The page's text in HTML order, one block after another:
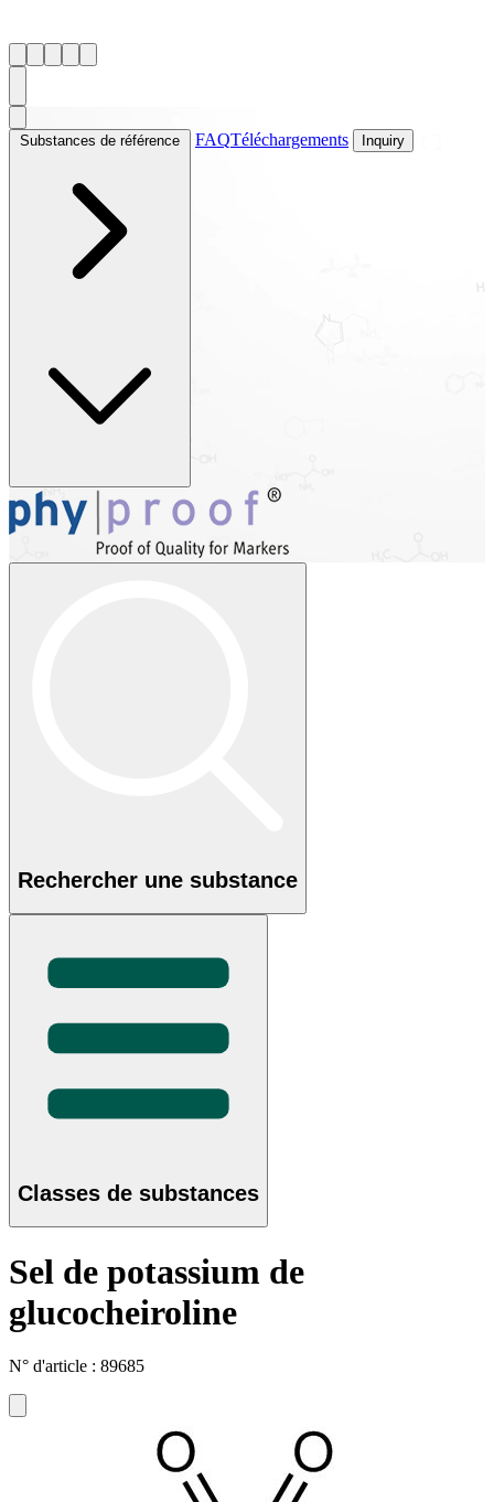
Substances de référence FAQTéléchargements Inquiry
Rechercher une substance
Classes de substances
Sel de potassium de
glucocheiroline
N° d'article : 89685